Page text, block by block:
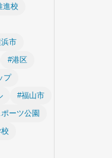
進校
市
#港区
プ
#福山市
ーツ公園